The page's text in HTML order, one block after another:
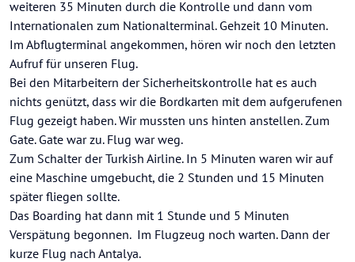
weiteren 35 Minuten durch die Kontrolle und dann vom
Internationalen zum Nationalterminal. Gehzeit 10 Minuten.
Im Abflugterminal angekommen, hören wir noch den letzten
Aufruf für unseren Flug.
Bei den Mitarbeitern der Sicherheitskontrolle hat es auch
nichts genützt, dass wir die Bordkarten mit dem aufgerufenen
Flug gezeigt haben. Wir mussten uns hinten anstellen. Zum
Gate. Gate war zu. Flug war weg.
Zum Schalter der Turkish Airline. In 5 Minuten waren wir auf
eine Maschine umgebucht, die 2 Stunden und 15 Minuten
später fliegen sollte.
Das Boarding hat dann mit 1 Stunde und 5 Minuten
Verspätung begonnen. Im Flugzeug noch warten. Dann der
kurze Flug nach Antalya.